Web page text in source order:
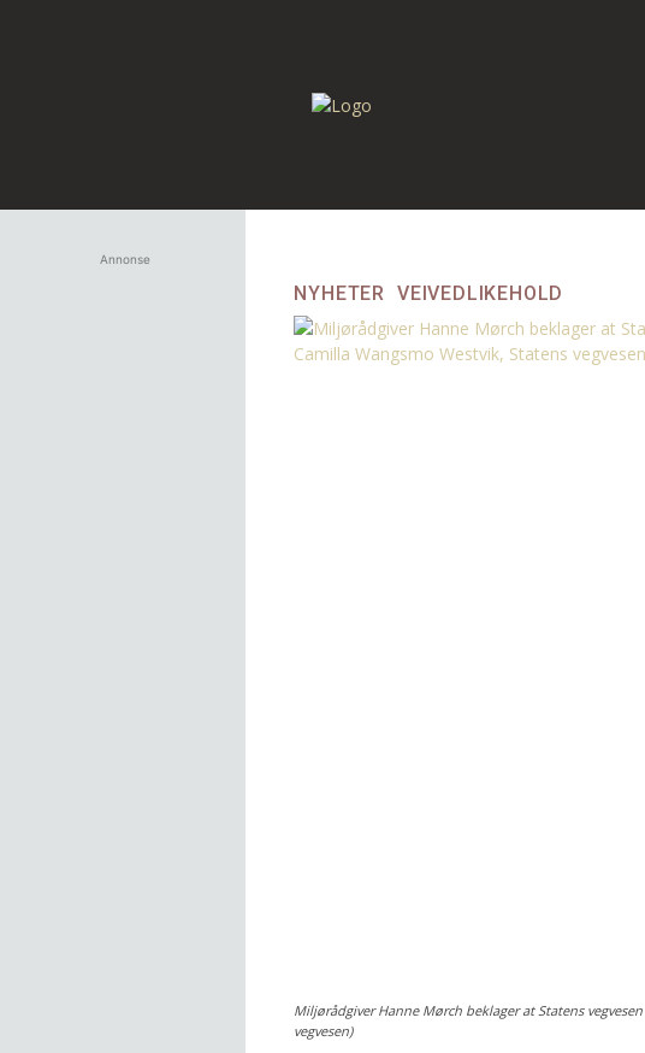
Annonse
NYHETER VEIVEDLIKEHOLD
Miljørådgiver Hanne Mørch beklager at Statens
vegvesen)